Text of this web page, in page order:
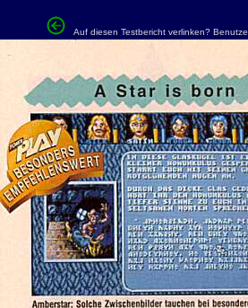
Auf diesen Testbericht verlinken? Benutze